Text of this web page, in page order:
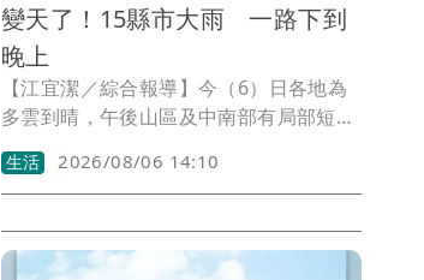
變天了！15縣市大雨 一路下到
晚上
【江宜潔／綜合報導】今（6）日各地為
多雲到晴，午後山區及中南部有局部短暫
雷陣雨，尤其山區有局部大雨發生機率，
目前中央氣象署已發布大雨特報，外出請
多加留意。
生活 2026/08/06 14:10